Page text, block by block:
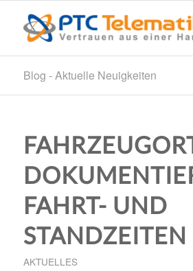
Blog - Aktuelle Neuigkeiten
FAHRT- UND
STANDZEITEN
AKTUELLES